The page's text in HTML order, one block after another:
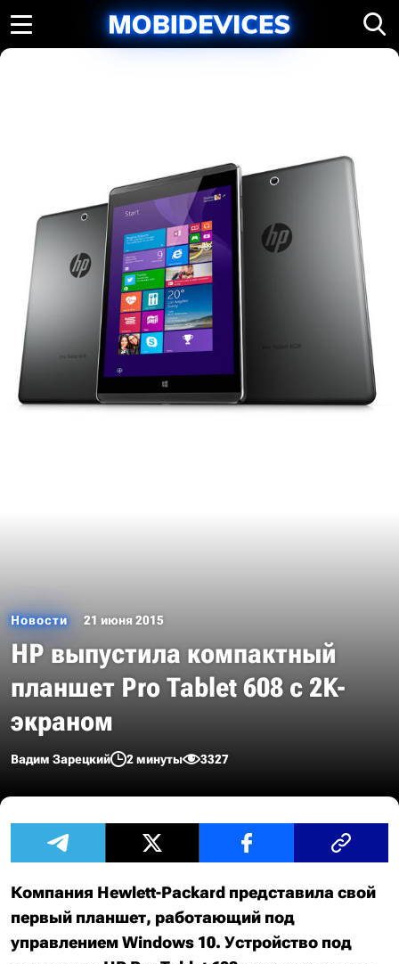
Новости 21 июня 2015
HP выпустила компактный
планшет Pro Tablet 608 с 2K-
экраном
Вадим Зарецкий 2 минуты 3327
Компания Hewlett-Packard представила свой
первый планшет, работающий под
управлением Windows 10. Устройство под